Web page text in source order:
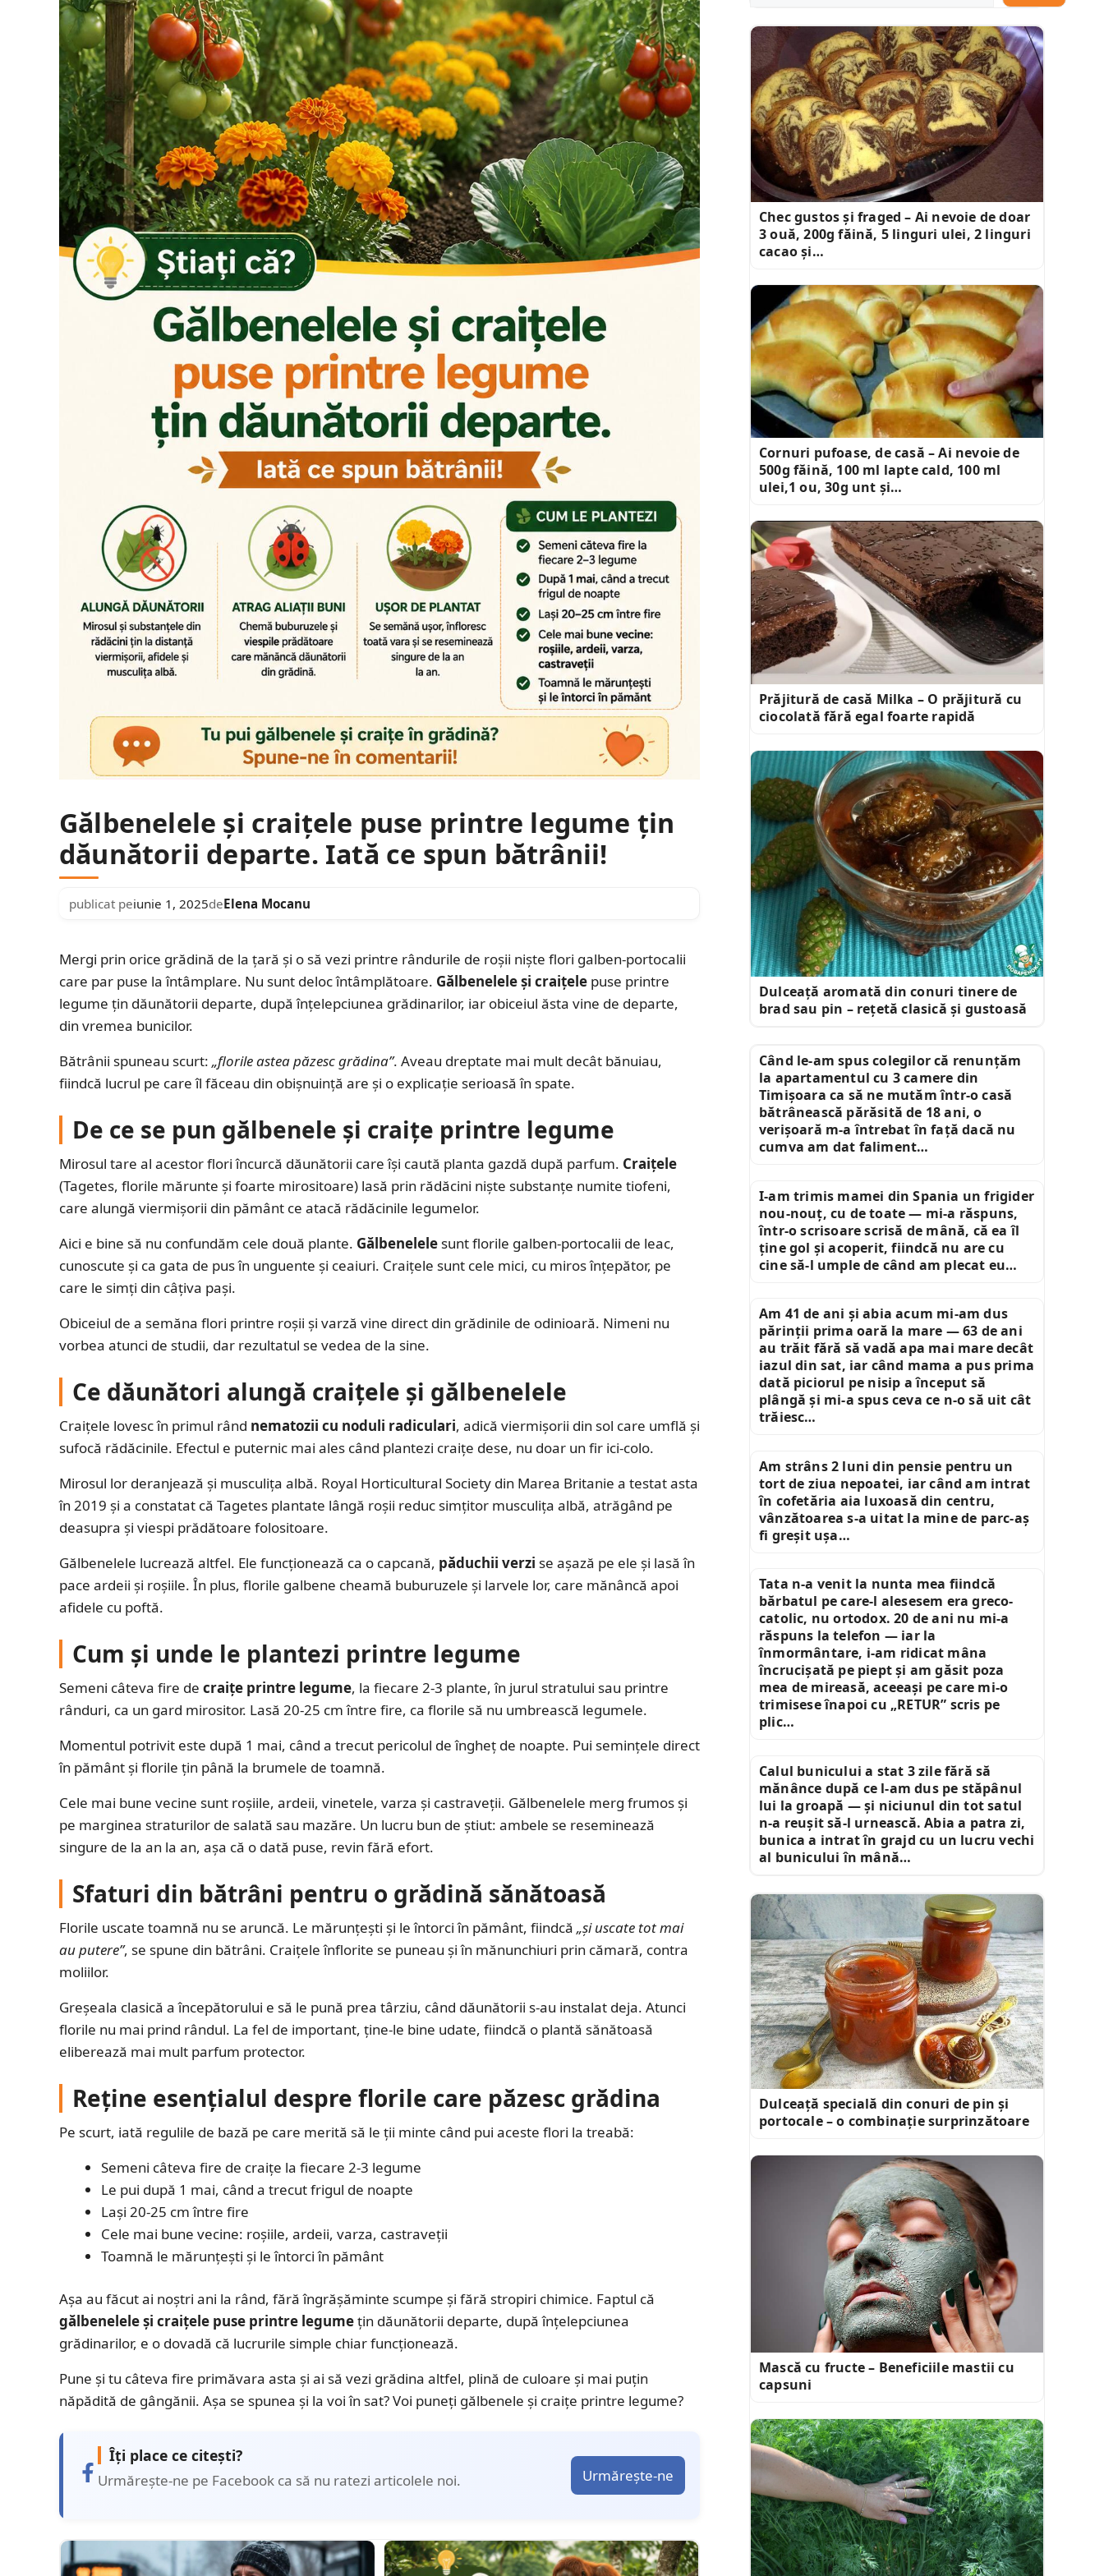
Gălbenelele și craițele puse printre legume țin
dăunătorii departe. Iată ce spun bătrânii!
publicat peiunie 1, 2025deElena Mocanu
Mergi prin orice grădină de la țară și o să vezi printre rândurile de roșii niște flori galben-portocalii
care par puse la întâmplare. Nu sunt deloc întâmplătoare. Gălbenelele și craițele puse printre
legume țin dăunătorii departe, după înțelepciunea grădinarilor, iar obiceiul ăsta vine de departe,
din vremea bunicilor.
Bătrânii spuneau scurt: „florile astea păzesc grădina”. Aveau dreptate mai mult decât bănuiau,
fiindcă lucrul pe care îl făceau din obișnuință are și o explicație serioasă în spate.
De ce se pun gălbenele și craițe printre legume
Mirosul tare al acestor flori încurcă dăunătorii care își caută planta gazdă după parfum. Craițele
(Tagetes, florile mărunte și foarte mirositoare) lasă prin rădăcini niște substanțe numite tiofeni,
care alungă viermișorii din pământ ce atacă rădăcinile legumelor.
Aici e bine să nu confundăm cele două plante. Gălbenelelesunt florile galben-portocalii de leac,
cunoscute și ca gata de pus în unguente și ceaiuri. Craițele sunt cele mici, cu miros înțepător, pe
care le simți din câțiva pași.
Obiceiul de a semăna flori printre roșii și varză vine direct din grădinile de odinioară. Nimeni nu
vorbea atunci de studii, dar rezultatul se vedea de la sine.
Ce dăunători alungă craițele și gălbenelele
Craițele lovesc în primul rând nematozii cu noduli radiculari, adică viermișorii din sol care umflă și
sufocă rădăcinile. Efectul e puternic mai ales când plantezi craițe dese, nu doar un fir ici-colo.
Mirosul lor deranjează și musculița albă. Royal Horticultural Society din Marea Britanie a testat asta
în 2019 și a constatat că Tagetes plantate lângă roșii reduc simțitor musculița albă, atrăgând pe
deasupra și viespi prădătoare folositoare.
Gălbenelele lucrează altfel. Ele funcționează ca o capcană, păduchii verzi se așază pe ele și lasă în
pace ardeii și roșiile. În plus, florile galbene cheamă buburuzele și larvele lor, care mănâncă apoi
afidele cu poftă.
Cum și unde le plantezi printre legume
Semeni câteva fire de craițe printre legume, la fiecare 2-3 plante, în jurul stratului sau printre
rânduri, ca un gard mirositor. Lasă 20-25 cm între fire, ca florile să nu umbrească legumele.
Momentul potrivit este după 1 mai, când a trecut pericolul de îngheț de noapte. Pui semințele direct
în pământ și florile țin până la brumele de toamnă.
Cele mai bune vecine sunt roșiile, ardeii, vinetele, varza și castraveții. Gălbenelele merg frumos și
pe marginea straturilor de salată sau mazăre. Un lucru bun de știut: ambele se reseminează
singure de la an la an, așa că o dată puse, revin fără efort.
Sfaturi din bătrâni pentru o grădină sănătoasă
Florile uscate toamnă nu se aruncă. Le mărunțești și le întorci în pământ, fiindcă „și uscate tot mai
au putere”, se spune din bătrâni. Craițele înflorite se puneau și în mănunchiuri prin cămară, contra
moliilor.
Greșeala clasică a începătorului e să le pună prea târziu, când dăunătorii s-au instalat deja. Atunci
florile nu mai prind rândul. La fel de important, ține-le bine udate, fiindcă o plantă sănătoasă
eliberează mai mult parfum protector.
Reține esențialul despre florile care păzesc grădina
Pe scurt, iată regulile de bază pe care merită să le ții minte când pui aceste flori la treabă:
Semeni câteva fire de craițe la fiecare 2-3 legume
Le pui după 1 mai, când a trecut frigul de noapte
Lași 20-25 cm între fire
Cele mai bune vecine: roșiile, ardeii, varza, castraveții
Toamnă le mărunțești și le întorci în pământ
Așa au făcut ai noștri ani la rând, fără îngrășăminte scumpe și fără stropiri chimice. Faptul că
gălbenelele și craițele puse printre legumețin dăunătorii departe, după înțelepciunea
grădinarilor, e o dovadă că lucrurile simple chiar funcționează.
Pune și tu câteva fire primăvara asta și ai să vezi grădina altfel, plină de culoare și mai puțin
năpădită de gângănii. Așa se spunea și la voi în sat? Voi puneți gălbenele și craițe printre legume?
Îți place ce citești?
Urmărește-ne pe Facebook ca să nu ratezi articolele noi. Urmărește-ne
Chec gustos și fraged – Ai nevoie de doar
3 ouă, 200g făină, 5 linguri ulei, 2 linguri
cacao și…
Cornuri pufoase, de casă – Ai nevoie de
500g făină, 100 ml lapte cald, 100 ml
ulei,1 ou, 30g unt și…
Prăjitură de casă Milka – O prăjitură cu
ciocolată fără egal foarte rapidă
Dulceață aromată din conuri tinere de
brad sau pin – rețetă clasică și gustoasă
Când le-am spus colegilor că renunțăm
la apartamentul cu 3 camere din
Timișoara ca să ne mutăm într-o casă
bătrânească părăsită de 18 ani, o
verișoară m-a întrebat în față dacă nu
cumva am dat faliment…
I-am trimis mamei din Spania un frigider
nou-nouț, cu de toate — mi-a răspuns,
într-o scrisoare scrisă de mână, că ea îl
ține gol și acoperit, fiindcă nu are cu
cine să-l umple de când am plecat eu…
Am 41 de ani și abia acum mi-am dus
părinții prima oară la mare — 63 de ani
au trăit fără să vadă apa mai mare decât
iazul din sat, iar când mama a pus prima
dată piciorul pe nisip a început să
plângă și mi-a spus ceva ce n-o să uit cât
trăiesc…
Am strâns 2 luni din pensie pentru un
tort de ziua nepoatei, iar când am intrat
în cofetăria aia luxoasă din centru,
vânzătoarea s-a uitat la mine de parc-aș
fi greșit ușa…
Tata n-a venit la nunta mea fiindcă
bărbatul pe care-l alesesem era greco-
catolic, nu ortodox. 20 de ani nu mi-a
răspuns la telefon — iar la
înmormântare, i-am ridicat mâna
încrucișată pe piept și am găsit poza
mea de mireasă, aceeași pe care mi-o
trimisese înapoi cu „RETUR” scris pe
plic…
Calul bunicului a stat 3 zile fără să
mănânce după ce l-am dus pe stăpânul
lui la groapă — și niciunul din tot satul
n-a reușit să-l urnească. Abia a patra zi,
bunica a intrat în grajd cu un lucru vechi
al bunicului în mână…
Dulceață specială din conuri de pin și
portocale – o combinație surprinzătoare
Mască cu fructe – Beneficiile mastii cu
capsuni